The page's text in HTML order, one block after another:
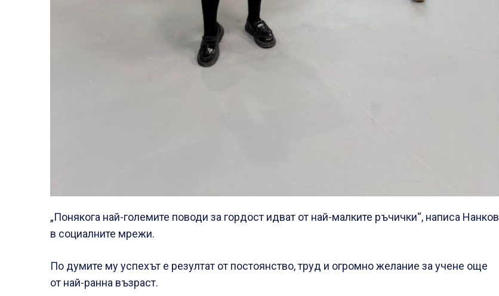
„Понякога най-големите поводи за гордост идват от най-малките ръчички“, написа Нанков
в социалните мрежи.
По думите му успехът е резултат от постоянство, труд и огромно желание за учене още
от най-ранна възраст.